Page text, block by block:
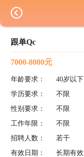
跟单Qc
7000-8000元
年龄要求：
40岁以下
学历要求：
不限
性别要求：
不限
工作年限：
不限
招聘人数：
若干
有效日期：
长期有效